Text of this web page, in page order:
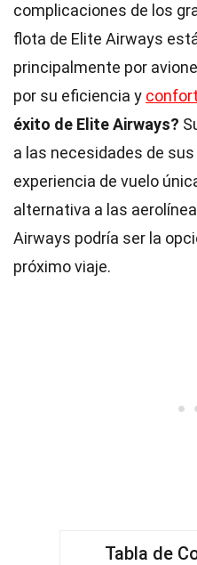
complicaciones de los
flota de Elite Airways
principalmente por
por su eficiencia y confort
éxito de Elite Airways?
a las necesidades de
experiencia de vuelo
alternativa a las
Airways podría ser la
próximo viaje.
Tabla de